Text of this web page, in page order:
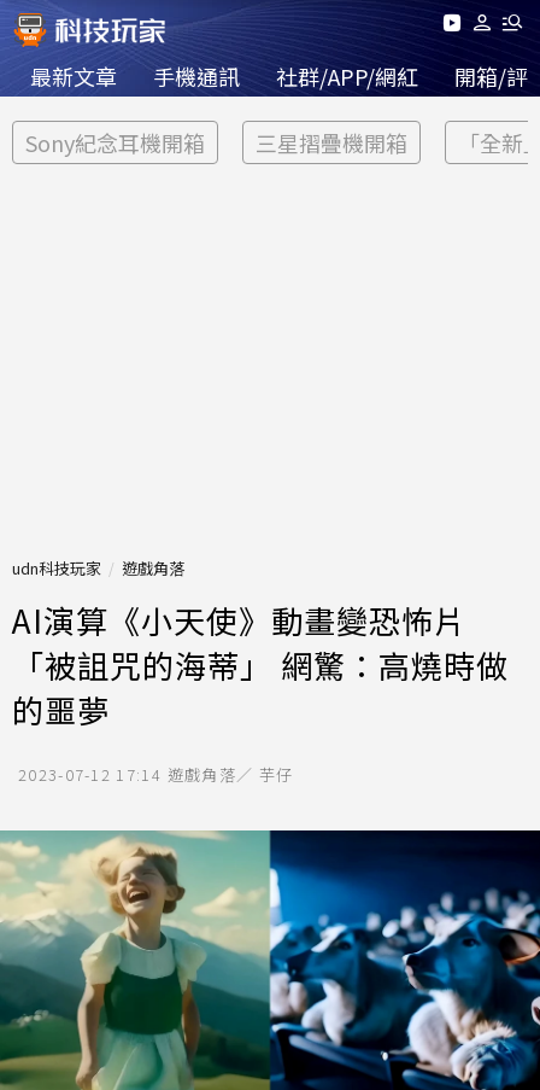
最新文章 手機通訊 社群/APP/網紅 開箱/評
Sony紀念耳機開箱 三星摺疊機開箱 「全新
udn科技玩家 遊戲角落
AI演算《小天使》動畫變恐怖片
「被詛咒的海蒂」 網驚：高燒時做
的噩夢
2023-07-12 17:14 遊戲角落／ 芋仔